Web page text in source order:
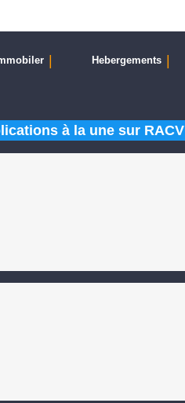
Hebergements
à la une sur RACV